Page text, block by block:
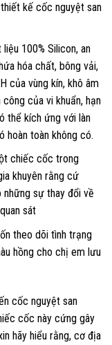
kế cốc nguyệt san
100% Silicon, an
hóa chất, bông vải,
của vùng kín, khô âm
của vi khuẩn, hạn
thể kích ứng với làn
hoàn toàn không có.
chiếc cốc trong
khuyên rằng cứ
sự thay đổi về
sát
theo dõi tình trạng
hồng cho chị em lưu
cốc nguyệt san
cốc này cứng gây
hãy hiểu rằng, cơ địa